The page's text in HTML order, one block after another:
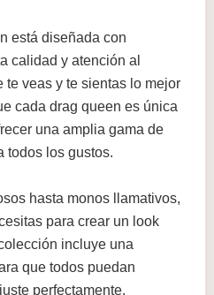
está diseñada con
calidad y atención al
te veas y te sientas lo mejor
cada drag queen es única
una amplia gama de
todos los gustos.
hasta monos llamativos,
para crear un look
incluye una
que todos puedan
perfectamente.